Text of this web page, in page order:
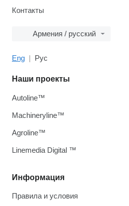
Контакты
Армения / русский
Eng Рус
Информация
Правила и условия
Наши проекты
Autoline™
Machineryline™
Agroline™
Linemedia Digital ™